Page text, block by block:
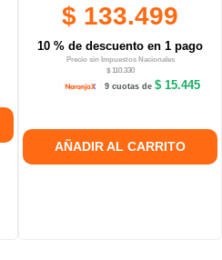
$ 133.499
10 % de descuento en 1 pago
Precio sin Impuestos Nacionales
$ 110.330
9 cuotas de$ 15.445
AÑADIR AL CARRITO